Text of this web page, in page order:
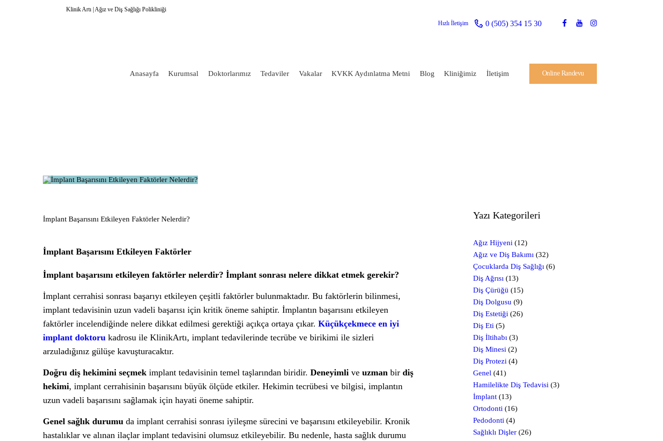
Klinik Artı | Ağız ve Diş Sağlığı Polikliniği
Hızlı İletişim
0 (505) 354 15 30
Anasayfa Kurumsal Doktorlarımız Tedaviler Vakalar KVKK Aydınlatma Metni Blog Kliniğimiz İletişim Online Randevu
TEDAVILER
İmplant Başarısını Etkileyen Faktörler Nelerdir?
İmplant Başarısını Etkileyen Faktörler
İmplant başarısını etkileyen faktörler nelerdir? İmplant sonrası nelere dikkat etmek gerekir?
İmplant cerrahisi sonrası başarıyı etkileyen çeşitli faktörler bulunmaktadır. Bu faktörlerin bilinmesi,
implant tedavisinin uzun vadeli başarısı için kritik öneme sahiptir. İmplantın başarısını etkileyen
faktörler incelendiğinde nelere dikkat edilmesi gerektiği açıkça ortaya çıkar. Küçükçekmece en iyi
implant doktoru kadrosu ile KlinikArtı, implant tedavilerinde tecrübe ve birikimi ile sizleri
arzuladığınız gülüşe kavuşturacaktır.
Doğru diş hekimini seçmek implant tedavisinin temel taşlarından biridir. Deneyimli ve uzman bir diş
hekimi, implant cerrahisinin başarısını büyük ölçüde etkiler. Hekimin tecrübesi ve bilgisi, implantın
uzun vadeli başarısını sağlamak için hayati öneme sahiptir.
Genel sağlık durumu da implant cerrahisi sonrası iyileşme sürecini ve başarısını etkileyebilir. Kronik
hastalıklar ve alınan ilaçlar implant tedavisini olumsuz etkileyebilir. Bu nedenle, hasta sağlık durumu
Yazı Kategorileri
Ağız Hijyeni (12)
Ağız ve Diş Bakımı (32)
Çocuklarda Diş Sağlığı (6)
Diş Ağrısı (13)
Diş Çürüğü (15)
Diş Dolgusu (9)
Diş Estetiği (26)
Diş Eti (5)
Diş İltihabı (3)
Diş Minesi (2)
Diş Protezi (4)
Genel (41)
Hamilelikte Diş Tedavisi (3)
İmplant (13)
Ortodonti (16)
Pedodonti (4)
Sağlıklı Dişler (26)